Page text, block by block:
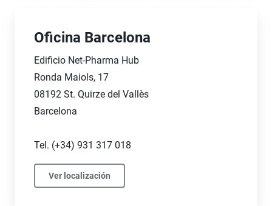
Oficina Barcelona
Edificio Net-Pharma Hub
Ronda Maiols, 17
08192 St. Quirze del Vallès
Barcelona
Tel. (+34) 931 317 018
Ver localización